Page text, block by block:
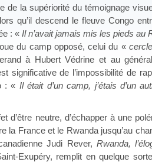
de la supériorité du témoignage
qu’il descend le fleuve Congo
: « Il n’avait jamais mis les pieds au
du camp opposé, celui du «
à Hubert Védrine et au
significative de l’impossibilité de
: « Il était d’un camp, j’étais d’un
d’être neutre, d’échapper à une
la France et le Rwanda jusqu’au
Judi Rever,Rwanda,
Exupéry, remplit en quelque